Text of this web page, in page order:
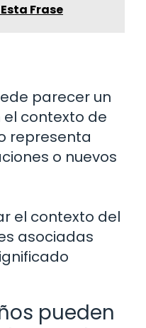
Frase
parecer un
contexto de
representa
o nuevos
el contexto del
asociadas
pueden